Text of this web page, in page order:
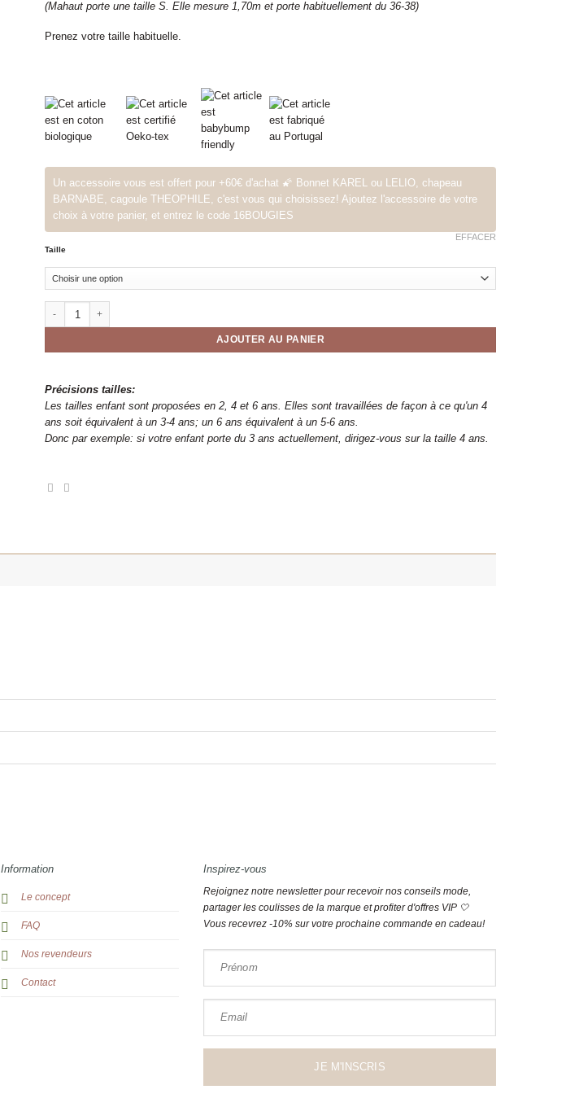
(Mahaut porte une taille S. Elle mesure 1,70m et porte habituellement du 36-38)
Prenez votre taille habituelle.
Un accessoire vous est offert pour +60€ d'achat 🌠 Bonnet KAREL ou LELIO, chapeau
BARNABE, cagoule THEOPHILE, c'est vous qui choisissez! Ajoutez l'accessoire de votre
choix à votre panier, et entrez le code 16BOUGIES
Taille
EFFACER
AJOUTER AU PANIER
Précisions tailles:
Les tailles enfant sont proposées en 2, 4 et 6 ans. Elles sont travaillées de façon à ce qu'un 4
ans soit équivalent à un 3-4 ans; un 6 ans équivalent à un 5-6 ans.
Donc par exemple: si votre enfant porte du 3 ans actuellement, dirigez-vous sur la taille 4 ans.
Information
Le concept
FAQ
Nos revendeurs
Contact
Inspirez-vous
Rejoignez notre newsletter pour recevoir nos conseils mode,
partager les coulisses de la marque et profiter d'offres VIP 🤍
Vous recevrez -10% sur votre prochaine commande en cadeau!
Prénom
Email
JE M'INSCRIS